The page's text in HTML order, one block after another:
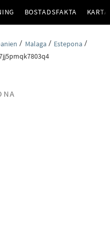
BOSTADSFAKTA KARTA
Malaga
Estepona